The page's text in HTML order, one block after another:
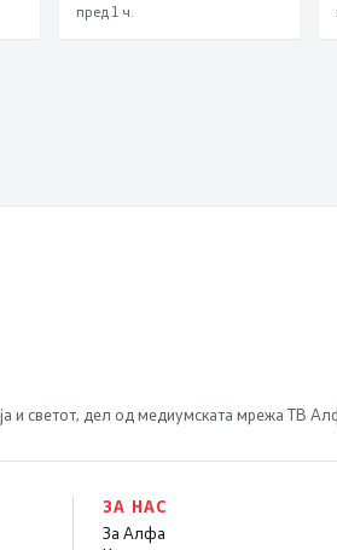
пред 1 ч.
и светот, дел од медиумската мрежа ТВ
ЗА НАС
За Алфа